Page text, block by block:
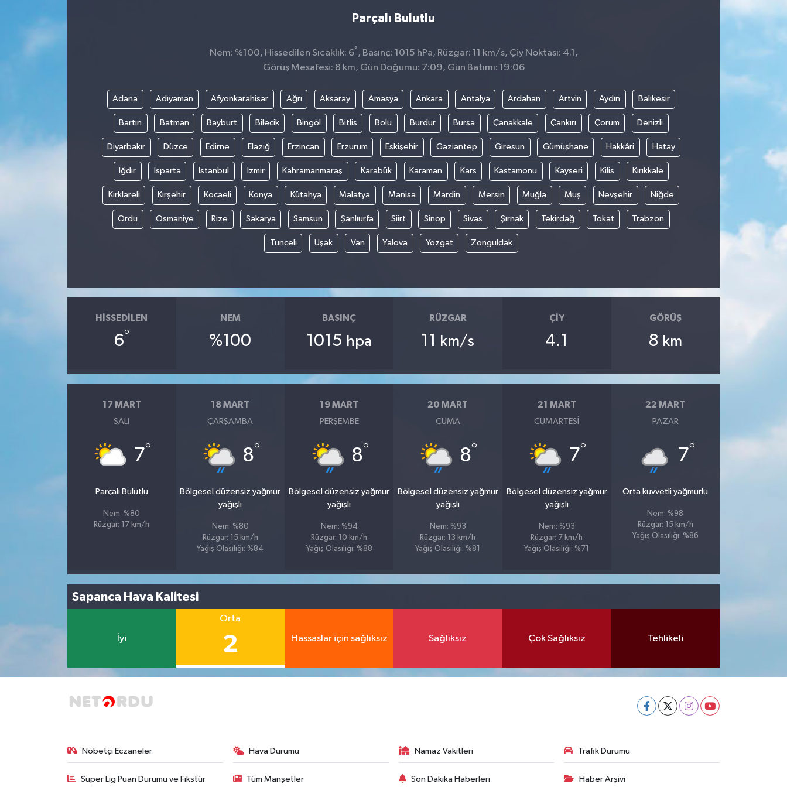
Parçalı Bulutlu
Nem: %100, Hissedilen Sıcaklık: 6° , Basınç: 1015 hPa, Rüzgar: 11 km/s, Çiy Noktası: 4.1,
Görüş Mesafesi: 8 km, Gün Doğumu: 7:09, Gün Batımı: 19:06
Adana Adıyaman Afyonkarahisar Ağrı Aksaray Amasya Ankara Antalya Ardahan Artvin Aydın Balıkesir
Bartın Batman Bayburt Bilecik Bingöl Bitlis Bolu Burdur Bursa Çanakkale Çankırı Çorum Denizli
Diyarbakır Düzce Edirne Elazığ Erzincan Erzurum Eskişehir Gaziantep Giresun Gümüşhane Hakkâri Hatay
Iğdır Isparta İstanbul İzmir Kahramanmaraş Karabük Karaman Kars Kastamonu Kayseri Kilis Kırıkkale
Kırklareli Kırşehir Kocaeli Konya Kütahya Malatya Manisa Mardin Mersin Muğla Muş Nevşehir Niğde
Ordu Osmaniye Rize Sakarya Samsun Şanlıurfa Siirt Sinop Sivas Şırnak Tekirdağ Tokat Trabzon
Tunceli Uşak Van Yalova Yozgat Zonguldak
HISSEDILEN
6°
NEM
%100
BASINÇ
1015 hpa
RÜZGAR
11 km/s
ÇIY
4.1
GÖRÜŞ
8 km
17 MART
SALI
7°
Parçalı Bulutlu
Nem: %80
Rüzgar: 17 km/h
18 MART
ÇARŞAMBA
8°
Bölgesel düzensiz yağmur
yağışlı
Nem: %80
Rüzgar: 15 km/h
Yağış Olasılığı: %84
19 MART
PERŞEMBE
8°
Bölgesel düzensiz yağmur
yağışlı
Nem: %94
Rüzgar: 10 km/h
Yağış Olasılığı: %88
20 MART
CUMA
8°
Bölgesel düzensiz yağmur
yağışlı
Nem: %93
Rüzgar: 13 km/h
Yağış Olasılığı: %81
21 MART
CUMARTESI
7°
Bölgesel düzensiz yağmur
yağışlı
Nem: %93
Rüzgar: 7 km/h
Yağış Olasılığı: %71
22 MART
PAZAR
7°
Orta kuvvetli yağmurlu
Nem: %98
Rüzgar: 15 km/h
Yağış Olasılığı: %86
Sapanca Hava Kalitesi
İyi
Orta
2 Hassaslar için sağlıksız Sağlıksız Çok Sağlıksız Tehlikeli
Nöbetçi Eczaneler Hava Durumu Namaz Vakitleri Trafik Durumu
Süper Lig Puan Durumu ve Fikstür Tüm Manşetler Son Dakika Haberleri Haber Arşivi
OTOMOBİL